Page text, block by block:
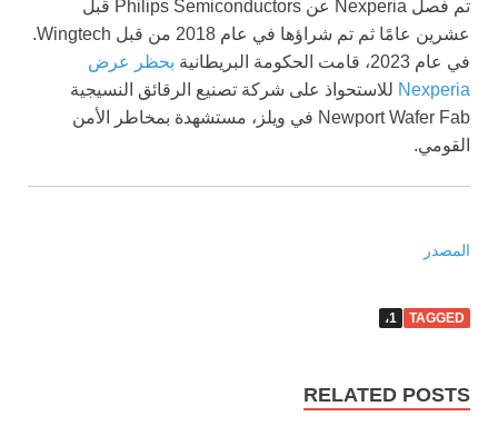
تم فصل Nexperia عن Philips Semiconductors قبل
عشرين عامًا ثم تم شراؤها في عام 2018 من قبل Wingtech.
في عام 2023، قامت الحكومة البريطانية
بحظر عرض
Nexperia للاستحواذ على شركة تصنيع الرقائق النسيجية
Newport Wafer Fab في ويلز، مستشهدة بمخاطر الأمن
القومي.
المصدر
TAGGED 1،
RELATED POSTS